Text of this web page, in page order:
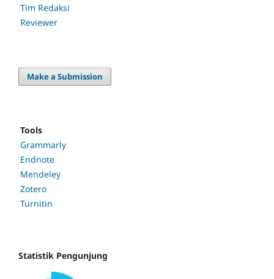
Tim Redaksi
Reviewer
Make a Submission
Tools
Grammarly
Endnote
Mendeley
Zotero
Turnitin
Statistik Pengunjung